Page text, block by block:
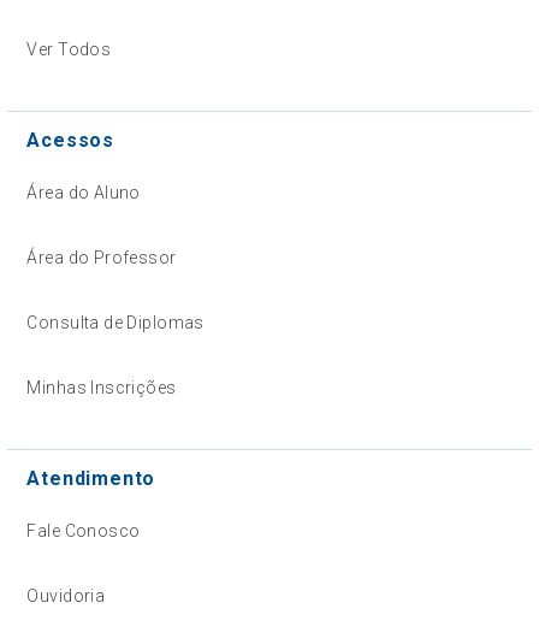
Ver Todos
Acessos
Área do Aluno
Área do Professor
Consulta de Diplomas
Minhas Inscrições
Atendimento
Fale Conosco
Ouvidoria